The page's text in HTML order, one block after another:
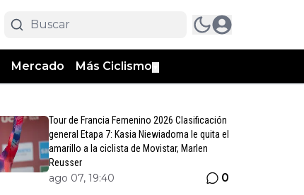
Mercado Más Ciclismo
Tour de Francia Femenino 2026 Clasificación
general Etapa 7: Kasia Niewiadoma le quita el
amarillo a la ciclista de Movistar, Marlen
Reusser
ago 07, 19:40 0